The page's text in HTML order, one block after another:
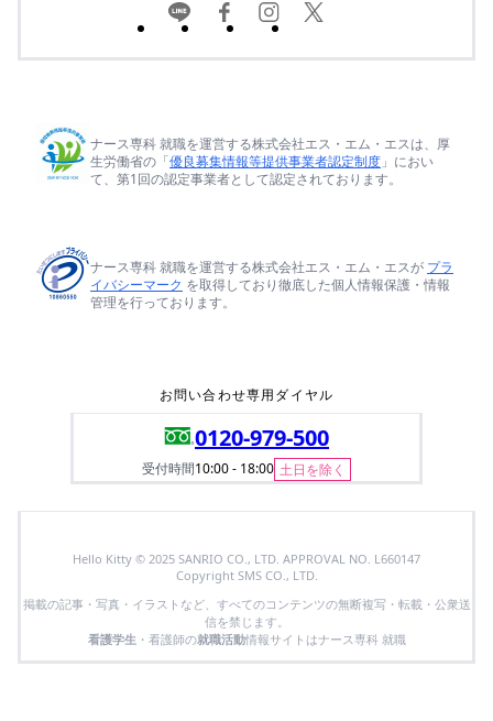
ナース専科 就職を運営する株式会社エス・エム・エスは、厚
生労働省の「優良募集情報等提供事業者認定制度 」におい
て、第1回の認定事業者として認定されております。
ナース専科 就職を運営する株式会社エス・エム・エスが プラ
イバシーマーク を取得しており徹底した個人情報保護・情報
管理を行っております。
お問い合わせ専用ダイヤル
0120-979-500
受付時間10:00 - 18:00 土日を除く
Hello Kitty © 2025 SANRIO CO., LTD. APPROVAL NO. L660147
Copyright SMS CO., LTD.
掲載の記事・写真・イラストなど、すべてのコンテンツの無断複写・転載・公衆送
信を禁じます。
看護学生 ・看護師の就職活動情報サイトはナース専科 就職